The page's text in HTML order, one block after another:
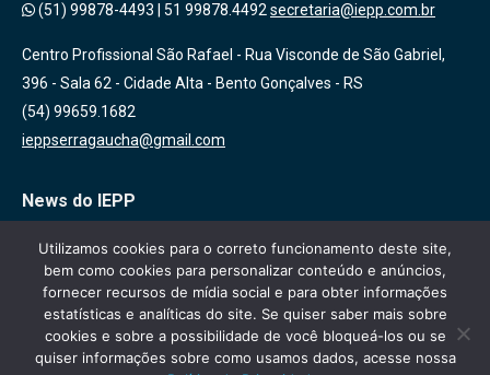
(51) 99878-4493
51 99878.4492 secretaria@iepp.com.br
Centro Profissional São Rafael - Rua Visconde de São Gabriel,
396 - Sala 62 - Cidade Alta - Bento Gonçalves - RS
(54) 99659.1682
ieppserragaucha@gmail.com
News do IEPP
Inscreva-se em nossa lista de emails para receber novidades
sobre nossas atividades, cursos e eventos!
Utilizamos cookies para o correto funcionamento deste site,
bem como cookies para personalizar conteúdo e anúncios,
fornecer recursos de mídia social e para obter informações
estatísticas e analíticas do site. Se quiser saber mais sobre
cookies e sobre a possibilidade de você bloqueá-los ou se
quiser informações sobre como usamos dados, acesse nossa